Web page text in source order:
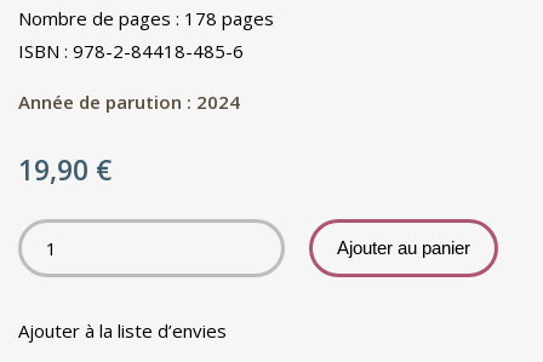
Nombre de pages : 178 pages
ISBN : 978-2-84418-485-6
Année de parution : 2024
19,90 €
Ajouter au panier
Ajouter à la liste d’envies